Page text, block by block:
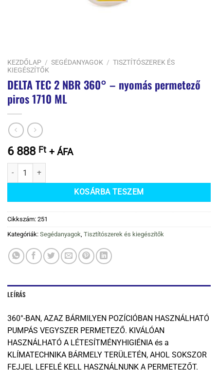
KEZDŐLAP / SEGÉDANYAGOK / TISZTÍTÓSZEREK ÉS
KIEGÉSZÍTŐK
DELTA TEC 2 NBR 360° – nyomás permetező
piros 1710 ML
6 888 Ft + ÁFA
DELTA TEC 2 NBR 360° - nyomás permetező piros 1710 ML mennyiség
KOSÁRBA TESZEM
Cikkszám: 251
Kategóriák: Segédanyagok, Tisztítószerek és kiegészítők
LEÍRÁS
360°-BAN, AZAZ BÁRMILYEN POZÍCIÓBAN HASZNÁLHATÓ
PUMPÁS VEGYSZER PERMETEZŐ. KIVÁLÓAN
HASZNÁLHATÓ A LÉTESÍTMÉNYHIGIÉNIA és a
KLÍMATECHNIKA BÁRMELY TERÜLETÉN, AHOL SOKSZOR
FEJJEL LEFELÉ KELL HASZNÁLNUNK A PERMETEZŐT.